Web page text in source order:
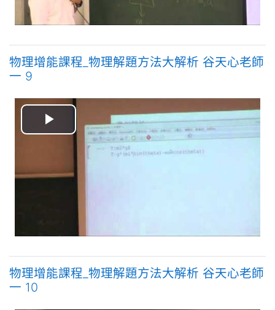
物理增能課程_物理解題方法大解析 谷天心老師
一 9
播
物理增能課程_物理解題方法大解析 谷天心老師
一 10